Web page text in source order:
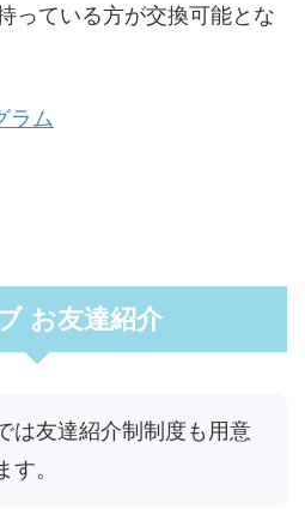
っている方が交換可能とな
ラム
お友達紹介
は友達紹介制制度も用意
す。